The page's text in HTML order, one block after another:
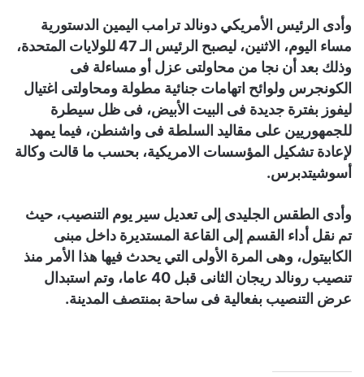
وأدى الرئيس الأمريكي دونالد ترامب اليمين الدستورية
مساء اليوم، الاثنين، ليصبح الرئيس الـ 47 للولايات المتحدة،
وذلك بعد أن نجا من محاولتى عزل أو مساءلة فى
الكونجرس ولوائح اتهامات جنائية مطولة ومحاولتى اغتيال
ليفوز بفترة جديدة فى البيت الأبيض، فى ظل سيطرة
للجمهوريين على مقاليد السلطة فى واشنطن، فيما يمهد
لإعادة تشكيل المؤسسات الامريكية، بحسب ما قالت وكالة
أسوشيتدبرس.
وأدى الطقس الجليدى إلى تعديل سير يوم التنصيب، حيث
تم نقل أداء القسم إلى القاعة المستديرة داخل مبنى
الكابيتول، وهى المرة الأولى التي يحدث فيها هذا الأمر منذ
تنصيب رونالد ريجان الثانى قبل 40 عاما، وتم استبدال
عرض التنصيب بفعالية فى ساحة بمنتصف المدينة.